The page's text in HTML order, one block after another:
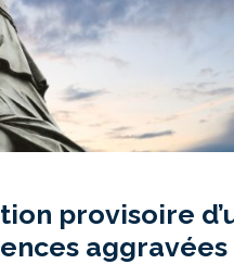
provisoire
aggravées